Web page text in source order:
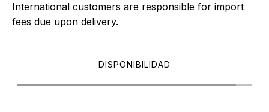
International customers are responsible for import
fees due upon delivery.⁣
DISPONIBILIDAD